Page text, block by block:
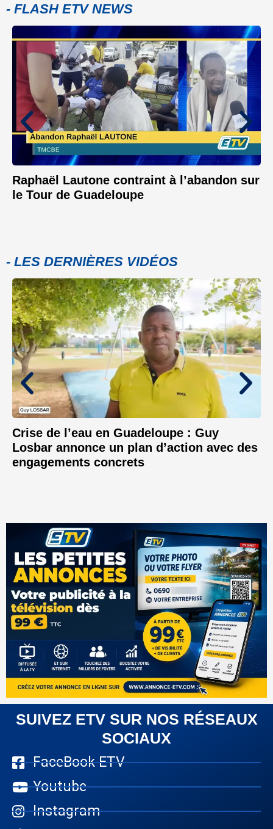
- FLASH ETV NEWS
Raphaël Lautone contraint à l’abandon sur
le Tour de Guadeloupe
- LES DERNIÈRES VIDÉOS
Crise de l’eau en Guadeloupe : Guy
Losbar annonce un plan d’action avec des
engagements concrets
SUIVEZ ETV SUR NOS RÉSEAUX
SOCIAUX
FaceBook ETV
Youtube
Instagram